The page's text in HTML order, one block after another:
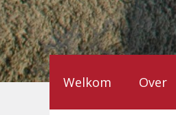
Welkom Over